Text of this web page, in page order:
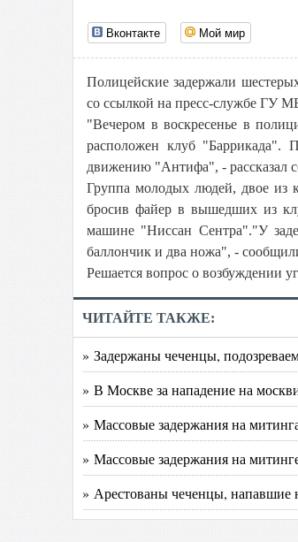
Вконтакте Мой мир
Полицейские задержали
со ссылкой на пресс-службе ГУ
"Вечером в воскресенье в
расположен клуб "Баррикада".
движению "Антифа", - рассказал
Группа молодых людей, двое из
бросив файер в вышедших из
машине "Ниссан Сентра"."У
баллончик и два ножа", -
Решается вопрос о возбуждении
ЧИТАЙТЕ ТАКЖЕ:
» Задержаны чеченцы,
» В Москве за нападение на
» Массовые задержания на
» Массовые задержания на
» Арестованы чеченцы,